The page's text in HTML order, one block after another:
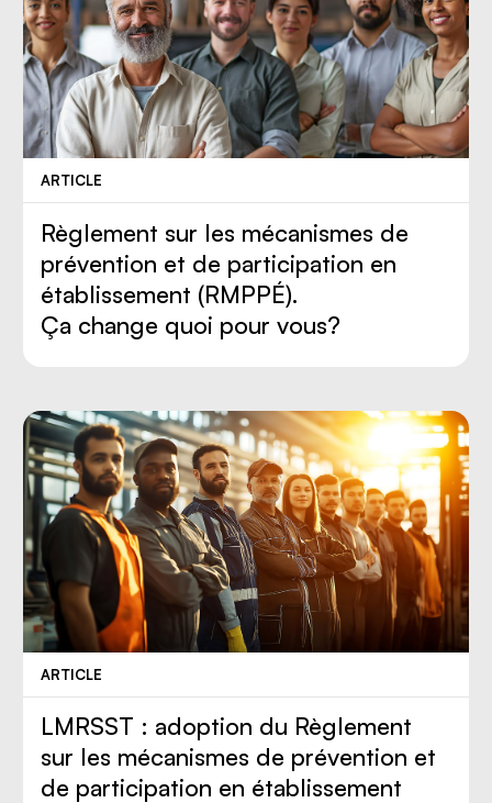
ARTICLE
Règlement sur les mécanismes de
prévention et de participation en
établissement (RMPPÉ).
Ça change quoi pour vous?
ARTICLE
LMRSST : adoption du Règlement
sur les mécanismes de prévention et
de participation en établissement